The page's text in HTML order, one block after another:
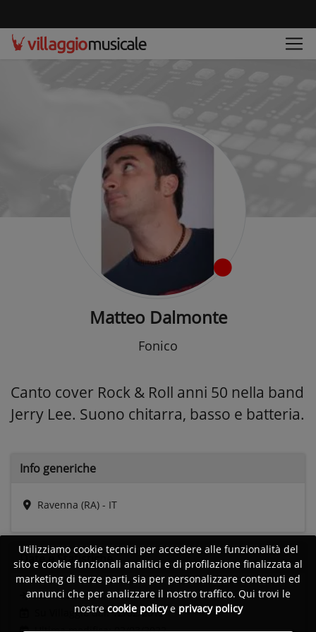
Matteo Dalmonte
Fonico
Canto cover Rock & Roll anni 50 nella band
Jerry Lee. Suono chitarra, basso e batteria.
Info generiche
Ravenna (RA) - IT
Date eStatistiche
Ultimo accesso:15/03/2026
Su Villaggio dal: 12/02/2012
Utilizziamo cookie tecnici per accedere alle funzionalità del
sito e cookie funzionali analitici e di profilazione finalizzata al
marketing di terze parti, sia per personalizzare contenuti ed
annunci che per analizzare il nostro traffico. Qui trovi le
nostre cookie policye privacy policy